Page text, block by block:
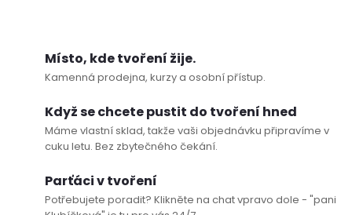
Místo, kde tvoření žije.
Kamenná prodejna, kurzy a osobní přístup.
Když se chcete pustit do tvoření hned
Máme vlastní sklad, takže vaši objednávku připravíme v
cuku letu. Bez zbytečného čekání.
Parťáci v tvoření
Potřebujete poradit? Klikněte na chat vpravo dole - "pani